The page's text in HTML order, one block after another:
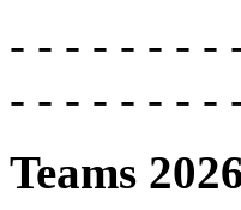
- - - - - - - -
- - - - - - - -
Teams